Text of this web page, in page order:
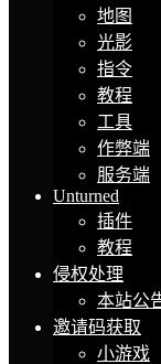
地图
光影
指令
教程
工具
作弊端
服务端
Unturned
插件
教程
侵权处理
本站公
邀请码获取
小游戏